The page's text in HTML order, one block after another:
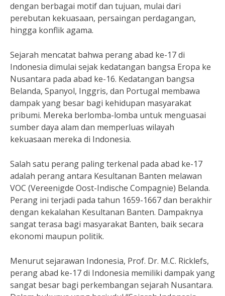
dengan berbagai motif dan tujuan, mulai dari
perebutan kekuasaan, persaingan perdagangan,
hingga konflik agama.
Sejarah mencatat bahwa perang abad ke-17 di
Indonesia dimulai sejak kedatangan bangsa Eropa ke
Nusantara pada abad ke-16. Kedatangan bangsa
Belanda, Spanyol, Inggris, dan Portugal membawa
dampak yang besar bagi kehidupan masyarakat
pribumi. Mereka berlomba-lomba untuk menguasai
sumber daya alam dan memperluas wilayah
kekuasaan mereka di Indonesia.
Salah satu perang paling terkenal pada abad ke-17
adalah perang antara Kesultanan Banten melawan
VOC (Vereenigde Oost-Indische Compagnie) Belanda.
Perang ini terjadi pada tahun 1659-1667 dan berakhir
dengan kekalahan Kesultanan Banten. Dampaknya
sangat terasa bagi masyarakat Banten, baik secara
ekonomi maupun politik.
Menurut sejarawan Indonesia, Prof. Dr. M.C. Ricklefs,
perang abad ke-17 di Indonesia memiliki dampak yang
sangat besar bagi perkembangan sejarah Nusantara.